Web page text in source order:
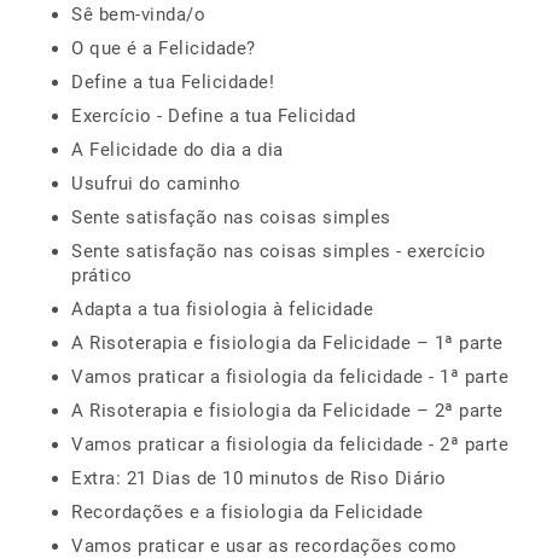
Sê bem-vinda/o
O que é a Felicidade?
Define a tua Felicidade!
Exercício - Define a tua Felicidad
A Felicidade do dia a dia
Usufrui do caminho
Sente satisfação nas coisas simples
Sente satisfação nas coisas simples - exercício
prático
Adapta a tua fisiologia à felicidade
A Risoterapia e fisiologia da Felicidade – 1ª parte
Vamos praticar a fisiologia da felicidade - 1ª parte
A Risoterapia e fisiologia da Felicidade – 2ª parte
Vamos praticar a fisiologia da felicidade - 2ª parte
Extra: 21 Dias de 10 minutos de Riso Diário
Recordações e a fisiologia da Felicidade
Vamos praticar e usar as recordações como